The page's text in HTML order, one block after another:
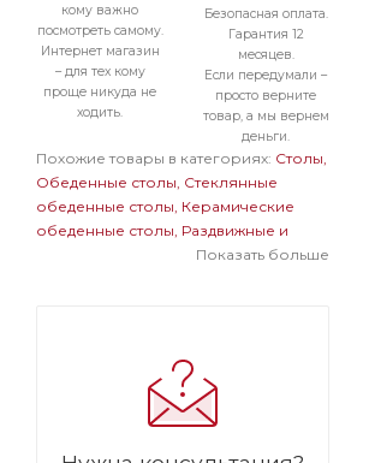
кому важно
посмотреть самому.
Интернет магазин
– для тех кому
проще никуда не
ходить.
Безопасная оплата.
Гарантия 12
месяцев.
Если передумали –
просто верните
товар, а мы вернем
деньги.
Похожие товары в категориях: Столы
Обеденные столы Стеклянные
обеденные столы Керамические
обеденные столы Раздвижные и
раскладные обеденные столы
раскладные столы Стеклянные
прямоугольные столы
большие столы Раздвижные и
Показать больше